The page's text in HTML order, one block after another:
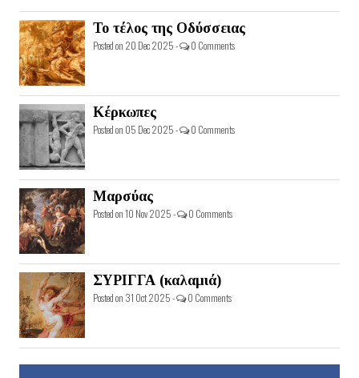
Το τέλος της Οδύσσειας
Posted on 20 Dec 2025 - 0 Comments
Κέρκωπες
Posted on 05 Dec 2025 - 0 Comments
Μαρσύας
Posted on 10 Nov 2025 - 0 Comments
ΣΥΡΙΓΓΑ (καλαμιά)
Posted on 31 Oct 2025 - 0 Comments